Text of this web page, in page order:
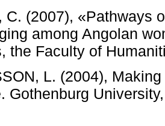
C. (2007), «Pathways
among Angolan
the Faculty of
L. (2004),
Gothenburg